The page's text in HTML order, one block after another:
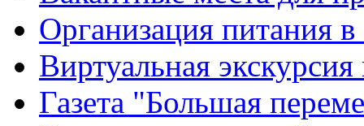
Организация питания в
Виртуальная
Газета "Большая